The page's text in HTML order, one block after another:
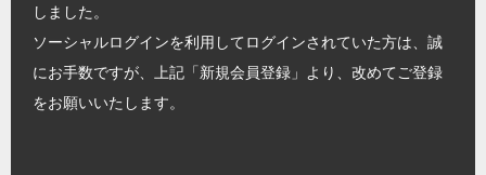
しました。
ソーシャルログインを利用してログインされていた方は、誠
にお手数ですが、上記「新規会員登録」より、改めてご登録
をお願いいたします。